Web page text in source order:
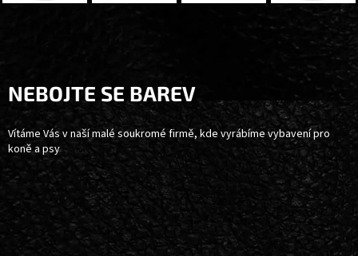
ANEBOJTE SE BAREV
Vítáme Vás v naší malé soukromé firmě, kde vyrábíme vybavení pro
koně a psy